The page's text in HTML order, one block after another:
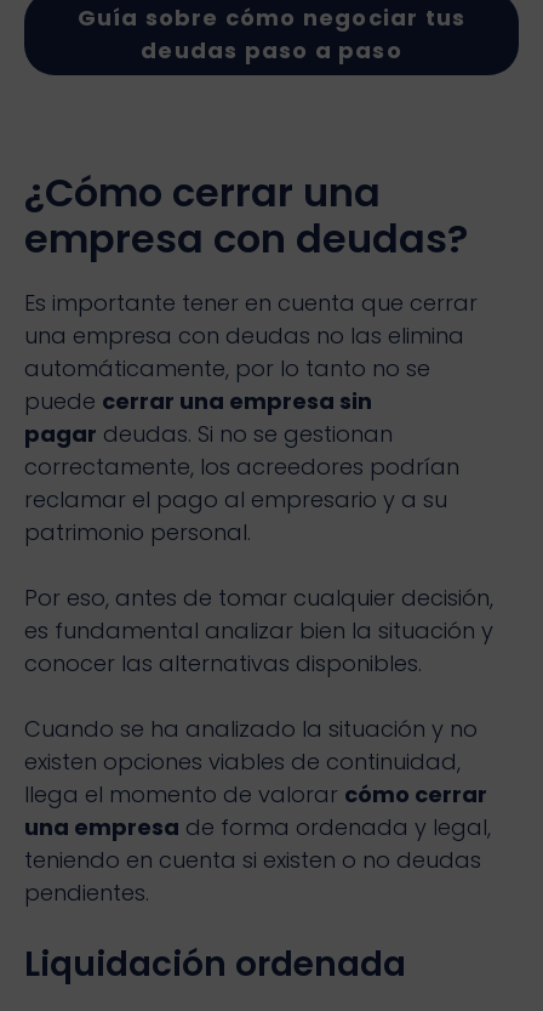
Guía sobre cómo negociar tus
deudas paso a paso
¿Cómo cerrar una
empresa con deudas?
Es importante tener en cuenta que cerrar
una empresa con deudas no las elimina
automáticamente, por lo tanto no se
puede cerrar una empresa sin
pagar deudas. Si no se gestionan
correctamente, los acreedores podrían
reclamar el pago al empresario y a su
patrimonio personal.
Por eso, antes de tomar cualquier decisión,
es fundamental analizar bien la situación y
conocer las alternativas disponibles.
Cuando se ha analizado la situación y no
existen opciones viables de continuidad,
llega el momento de valorar cómo cerrar
una empresa de forma ordenada y legal,
teniendo en cuenta si existen o no deudas
pendientes.
Liquidación ordenada